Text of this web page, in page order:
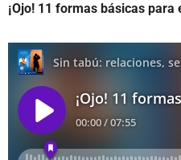
¡Ojo! 11 formas básicas